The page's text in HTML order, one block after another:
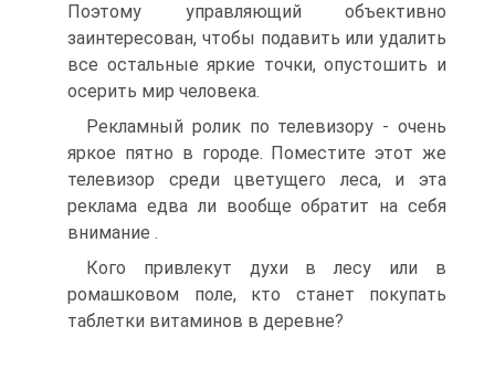
Поэтому управляющий объективно
заинтересован, чтобы подавить или удалить
все остальные яркие точки, опустошить и
осерить мир человека.
Рекламный ролик по телевизору - очень
яркое пятно в городе. Поместите этот же
телевизор среди цветущего леса, и эта
реклама едва ли вообще обратит на себя
внимание .
Кого привлекут духи в лесу или в
ромашковом поле, кто станет покупать
таблетки витаминов в деревне?